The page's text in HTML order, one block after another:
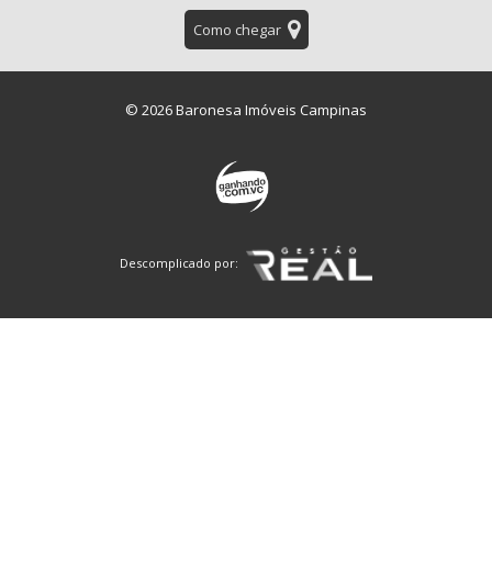
Como chegar
© 2026 Baronesa Imóveis Campinas
Descomplicado por: